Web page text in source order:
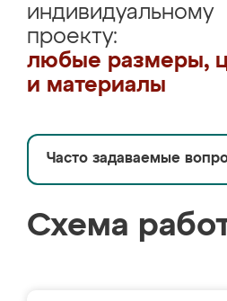
индивидуальному
проекту:
любые размеры,
и материалы
Часто задаваемые
Схема